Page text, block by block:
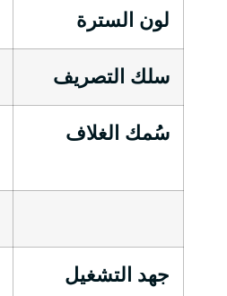
لون السترة
سلك التصريف
سُمك الغلاف
جهد التشغيل